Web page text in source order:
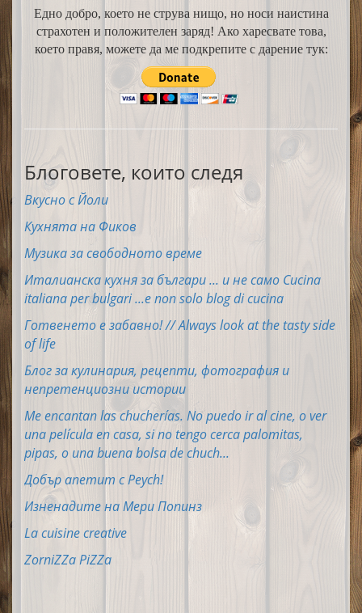
Едно добро, което не струва нищо, но носи наистина
страхотен и положителен заряд! Ако харесвате това,
което правя, можете да ме подкрепите с дарение тук:
Блоговете, които следя
Вкусно с Йоли
Кухнята на Фиков
Музика за свободното време
Италианска кухня за българи ... и не само Cucina
italiana per bulgari ...e non solo blog di cucina
Готвенето е забавно! // Always look at the tasty side
of life
Блог за кулинария, рецепти, фотография и
непретенциозни истории
Me encantan las chucherías. No puedo ir al cine, o ver
una película en casa, si no tengo cerca palomitas,
pipas, o una buena bolsa de chuch...
Добър апетит с Peych!
Изненадите на Мери Попинз
La cuisine creative
ZorniZZa PiZZa